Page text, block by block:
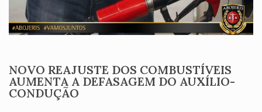
NOVO REAJUSTE DOS COMBUSTÍVEIS
AUMENTA A DEFASAGEM DO AUXÍLIO-
CONDUÇÃO